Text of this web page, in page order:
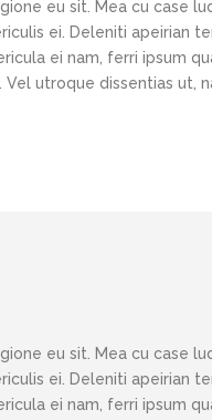
eu sit. Mea cu case
ei. Deleniti apeirian
ei nam, ferri ipsum
utroque dissentias ut,
eu sit. Mea cu case
ei. Deleniti apeirian
ei nam, ferri ipsum